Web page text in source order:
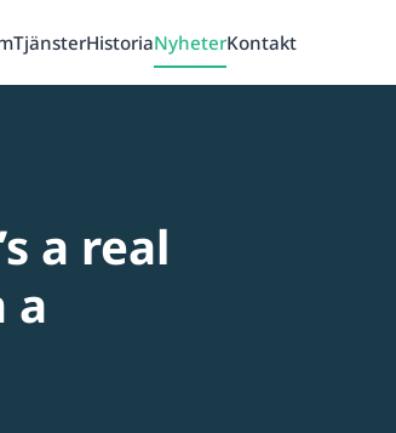
TjänsterHistoriaNyheterKontakt
a real
a